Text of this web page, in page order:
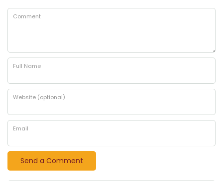
Comment
Full Name
Website (optional)
Email